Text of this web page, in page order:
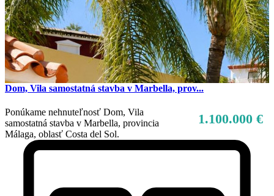
Dom, Vila samostatná stavba v Marbella, prov...
1.100.000 €
Ponúkame nehnuteľnosť Dom, Vila
samostatná stavba v Marbella, provincia
Málaga, oblasť Costa del Sol.